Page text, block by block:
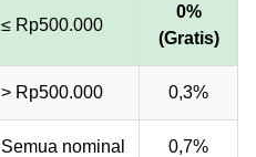
≤ Rp500.000
0%
(Gratis)
> Rp500.000 0,3%
Semua nominal 0,7%